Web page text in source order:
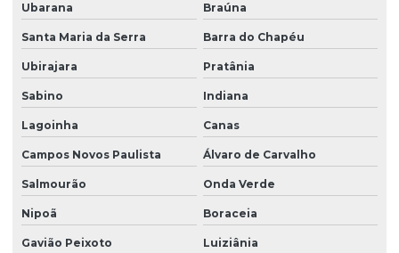
Ubarana Braúna
Santa Maria da Serra Barra do Chapéu
Ubirajara Pratânia
Sabino Indiana
Lagoinha Canas
Campos Novos Paulista Álvaro de Carvalho
Salmourão Onda Verde
Nipoã Boraceia
Gavião Peixoto Luiziânia